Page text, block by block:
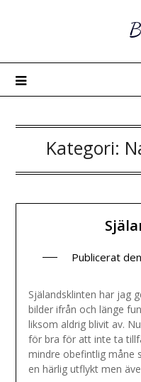
Kategori:
Publicerat den
Själandsklinten har jag
bilder ifrån och länge
liksom aldrig blivit av.
för bra för att inte ta
mindre obefintlig måne
en härlig utflykt men